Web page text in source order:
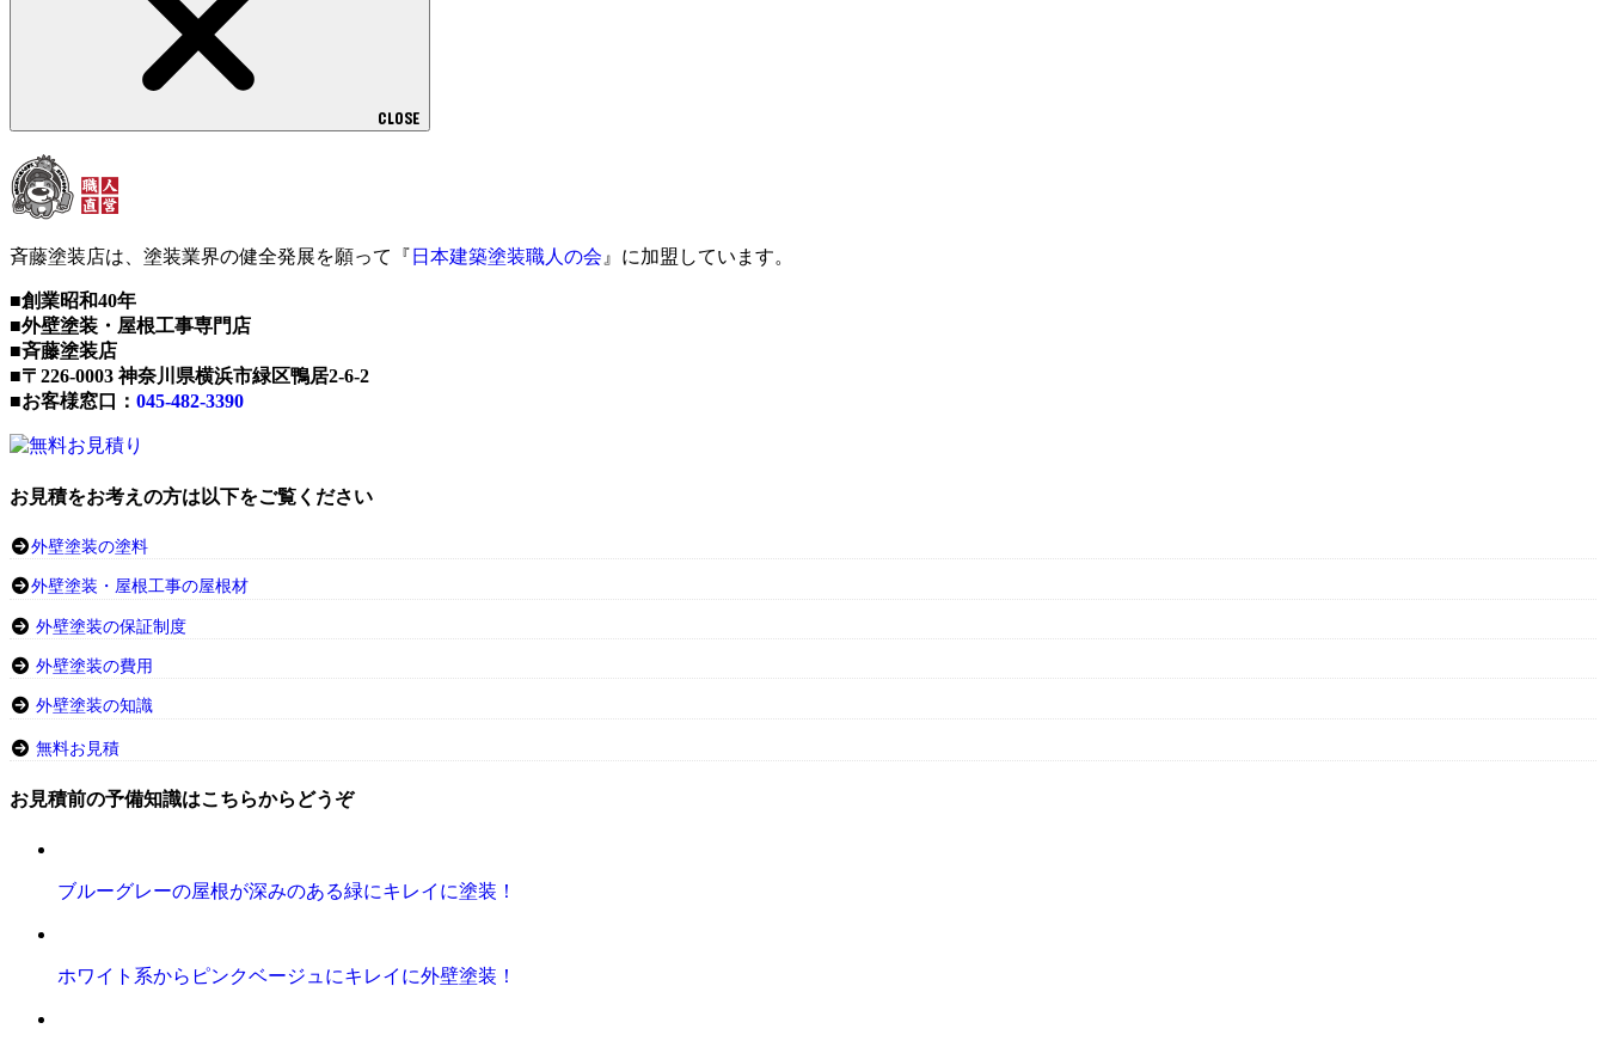
CLOSE
斉藤塗装店は、塗装業界の健全発展を願って『 日本建築塗装職人の会 』に加盟しています。
■創業昭和40年
■外壁塗装・屋根工事専門店
■斉藤塗装店
■〒226-0003 神奈川県横浜市緑区鴨居2-6-2
■お客様窓口： 045-482-3390
お見積をお考えの方は以下をご覧ください
外壁塗装の塗料
外壁塗装・屋根工事の屋根材
外壁塗装の保証制度
外壁塗装の費用
外壁塗装の知識
無料お見積
お見積前の予備知識はこちらからどうぞ
ブルーグレーの屋根が深みのある緑にキレイに塗装！
ホワイト系からピンクベージュにキレイに外壁塗装！